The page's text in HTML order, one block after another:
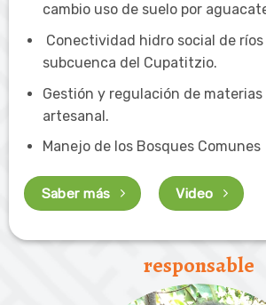
cambio uso de suelo por
Conectividad hidro social de ríos
subcuenca del Cupatitzio.
Gestión y regulación de materias
artesanal.
Manejo de los Bosques Comunes
Saber más Video
responsable